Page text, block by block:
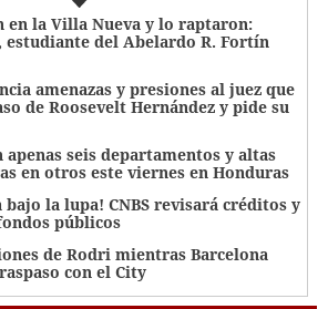
en la Villa Nueva y lo raptaron:
estudiante del Abelardo R. Fortín
amenazas y presiones al juez que
de Roosevelt Hernández y pide su
apenas seis departamentos y altas
en otros este viernes en Honduras
bajo la lupa! CNBS revisará créditos y
públicos
de Rodri mientras Barcelona
con el City